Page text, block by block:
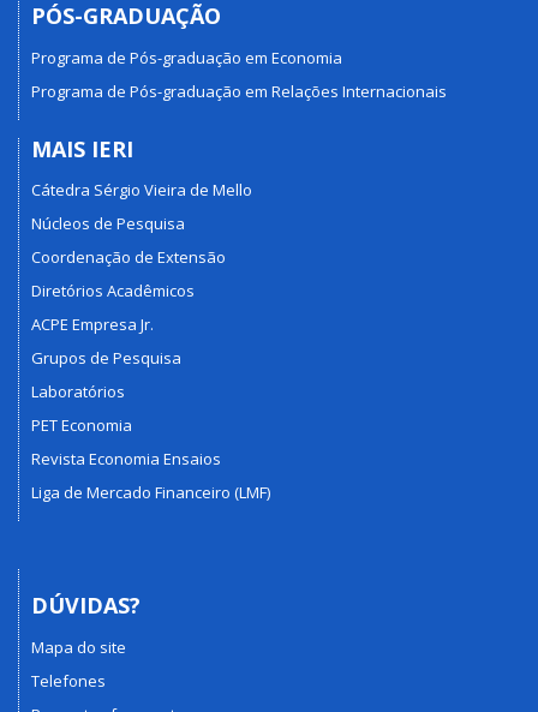
PÓS-GRADUAÇÃO
Programa de Pós-graduação em Economia
Programa de Pós-graduação em Relações Internacionais
MAIS IERI
Cátedra Sérgio Vieira de Mello
Núcleos de Pesquisa
Coordenação de Extensão
Diretórios Acadêmicos
ACPE Empresa Jr.
Grupos de Pesquisa
Laboratórios
PET Economia
Revista Economia Ensaios
Liga de Mercado Financeiro (LMF)
DÚVIDAS?
Mapa do site
Telefones